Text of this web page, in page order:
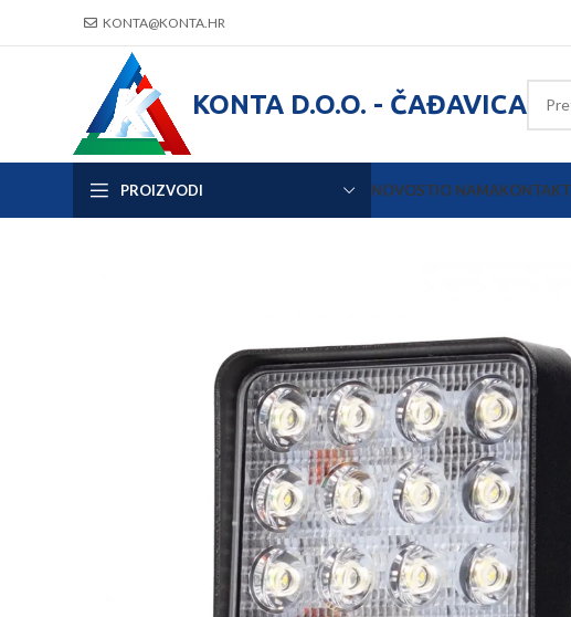
KONTA@KONTA.HR
KONTA D.O.O. - ČAĐAVICA
PROIZVODI NOVOSTIO NAMAKONTAKT